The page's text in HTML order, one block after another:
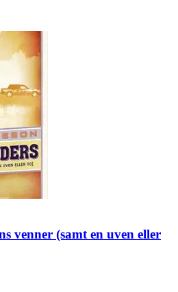
venner (samt en uven eller